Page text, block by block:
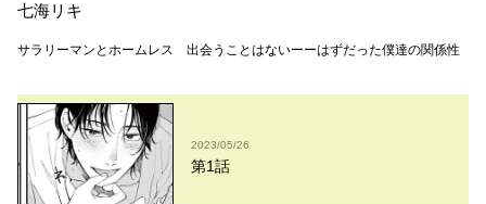
七海リキ
サラリーマンとホームレス 出会うことはないーーはずだった僕達の関係性
2023/05/26
第1話